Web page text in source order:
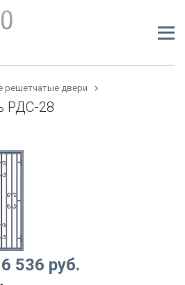
решетчатые двери
РДС-28
6 536 руб.